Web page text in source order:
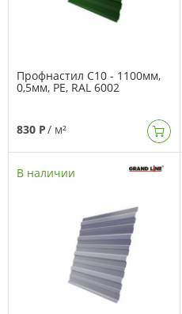
Профнастил C10 - 1100мм,
0,5мм, PE, RAL 6002
830 Р/ м²
В наличии